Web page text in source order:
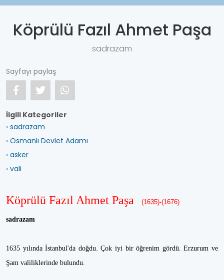
Köprülü Fazıl Ahmet Paşa
sadrazam
Sayfayı paylaş
İlgili Kategoriler
› sadrazam
› Osmanlı Devlet Adamı
› asker
› vali
Köprülü Fazıl Ahmet Paşa (1635)-(1676)
sadrazam
1635 yılında İstanbul'da doğdu. Çok iyi bir öğrenim gördü. Erzurum ve
Şam valiliklerinde bulundu.